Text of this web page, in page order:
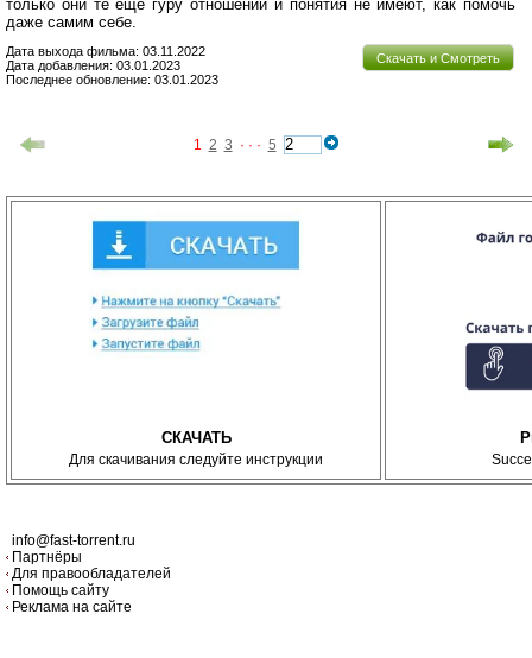
только они те ещё гуру отношений и понятия не имеют, как помочь
даже самим себе.
Скачать и Смотреть
Дата выхода фильма: 03.11.2022
Дата добавления: 03.01.2023
Последнее обновление: 03.01.2023
1 2 3 · · · 5
СКАЧАТЬ
Для скачивания следуйте инструкции
info@fast-torrent.ru
Партнёры
Для правообладателей
Помощь сайту
Реклама на сайте